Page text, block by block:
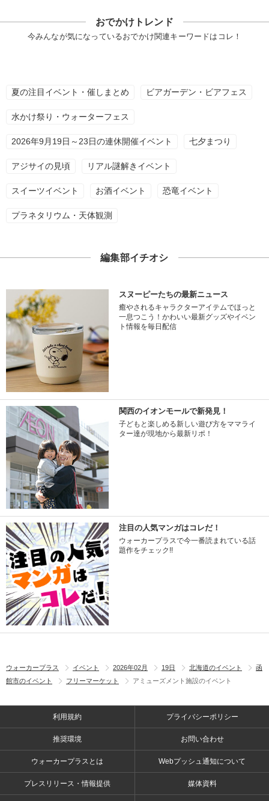
おでかけトレンド
今みんなが気になっているおでかけ関連キーワードはコレ！
夏の注目イベント・催しまとめ ビアガーデン・ビアフェス
水かけ祭り・ウォーターフェス
2026年9月19日～23日の連休開催イベント 七夕まつり
アジサイの見頃 リアル謎解きイベント
スイーツイベント お酒イベント 恐竜イベント
プラネタリウム・天体観測
編集部イチオシ
スヌーピーたちの最新ニュース
癒やされるキャラクターアイテムでほっと
一息つこう！かわいい最新グッズやイベン
ト情報を毎日配信
関西のイオンモールで新発見！
子どもと楽しめる新しい遊び方をママライ
ター達が現地から最新リポ！
注目の人気マンガはコレだ！
ウォーカープラスで今一番読まれている話
題作をチェック!!
ウォーカープラス イベント 2026年02月 19日 北海道のイベント
函
館市のイベント
フリーマーケット アミューズメント施設のイベント
利用規約 プライバシーポリシー
推奨環境 お問い合わせ
ウォーカープラスとは Webプッシュ通知について
プレスリリース・情報提供 媒体資料